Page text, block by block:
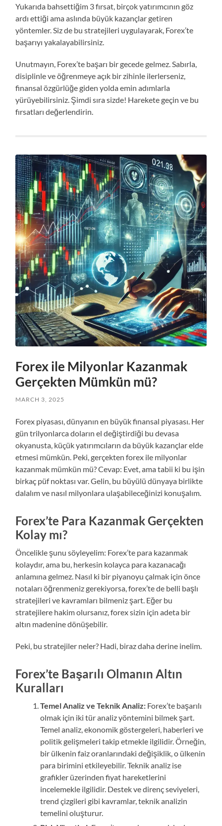
Yukarıda bahsettiğim 3 fırsat, birçok yatırımcının göz
ardı ettiği ama aslında büyük kazançlar getiren
yöntemler. Siz de bu stratejileri uygulayarak, Forex’te
başarıyı yakalayabilirsiniz.
Unutmayın, Forex’te başarı bir gecede gelmez. Sabırla,
disiplinle ve öğrenmeye açık bir zihinle ilerlerseniz,
finansal özgürlüğe giden yolda emin adımlarla
yürüyebilirsiniz. Şimdi sıra sizde! Harekete geçin ve bu
fırsatları değerlendirin.
Forex ile Milyonlar Kazanmak
Gerçekten Mümkün mü?
MARCH 3, 2025
Forex piyasası, dünyanın en büyük finansal piyasası. Her
gün trilyonlarca doların el değiştirdiği bu devasa
okyanusta, küçük yatırımcıların da büyük kazançlar elde
etmesi mümkün. Peki, gerçekten forex ile milyonlar
kazanmak mümkün mü? Cevap: Evet, ama tabii ki bu işin
birkaç püf noktası var. Gelin, bu büyülü dünyaya birlikte
dalalım ve nasıl milyonlara ulaşabileceğinizi konuşalım.
Forex’te Para Kazanmak Gerçekten
Kolay mı?
Öncelikle şunu söyleyelim: Forex’te para kazanmak
kolaydır, ama bu, herkesin kolayca para kazanacağı
anlamına gelmez. Nasıl ki bir piyanoyu çalmak için önce
notaları öğrenmeniz gerekiyorsa, forex’te de belli başlı
stratejileri ve kavramları bilmeniz şart. Eğer bu
stratejilere hakim olursanız, forex sizin için adeta bir
altın madenine dönüşebilir.
Peki, bu stratejiler neler? Hadi, biraz daha derine inelim.
Forex’te Başarılı Olmanın Altın
Kuralları
Temel Analiz ve Teknik Analiz: Forex’te başarılı
olmak için iki tür analiz yöntemini bilmek şart.
Temel analiz, ekonomik göstergeleri, haberleri ve
politik gelişmeleri takip etmekle ilgilidir. Örneğin,
bir ülkenin faiz oranlarındaki değişiklik, o ülkenin
para birimini etkileyebilir. Teknik analiz ise
grafikler üzerinden fiyat hareketlerini
incelemekle ilgilidir. Destek ve direnç seviyeleri,
trend çizgileri gibi kavramlar, teknik analizin
temelini oluşturur.